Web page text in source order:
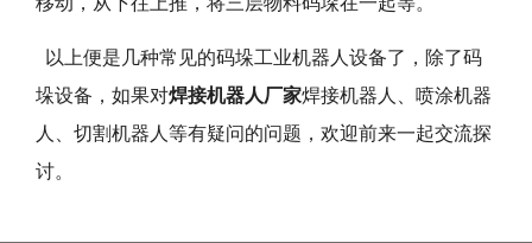
以上便是几种常见的码垛工业机器人设备了，除了码
垛设备，如果对焊接机器人厂家焊接机器人、喷涂机器
人、切割机器人等有疑问的问题，欢迎前来一起交流探
讨。